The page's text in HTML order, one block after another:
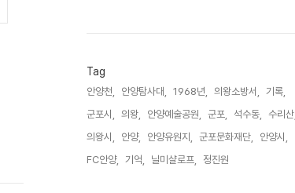
Tag
안양천, 안양탐사대, 1968년, 의왕소방서,
기록,
군포시,
의왕, 안양예술공원, 군포, 석수동,
수리산,
의왕시,
안양, 안양유원지, 군포문화재단,
안양시,
FC안양,
기억, 닐미샬로프, 정진원,